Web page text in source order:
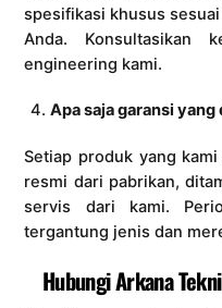
spesifikasi khusus
Anda. Konsultasikan
engineering kami.
Apa saja garansi yang
Setiap produk yang
resmi dari pabrikan,
servis dari kami.
tergantung jenis dan
Hubungi Arkana